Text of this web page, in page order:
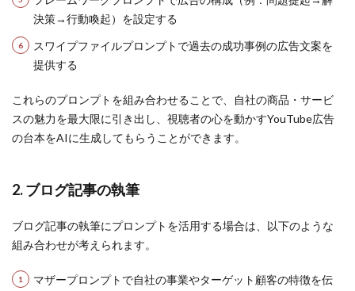
決策→行動喚起）を設定する
スワイプファイルプロンプトで過去の成功事例の広告文案を
提供する
これらのプロンプトを組み合わせることで、自社の商品・サービ
スの魅力を最大限に引き出し、視聴者の心を動かすYouTube広告
の台本をAIに生成してもらうことができます。
2. ブログ記事の執筆
ブログ記事の執筆にプロンプトを活用する場合は、以下のような
組み合わせが考えられます。
マザープロンプトで自社の事業やターゲット顧客の特徴を伝